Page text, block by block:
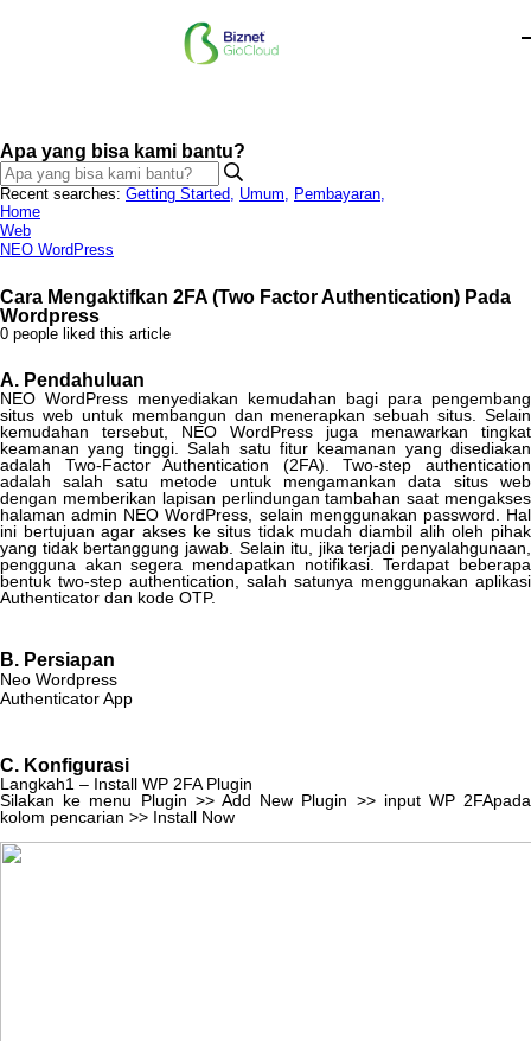
Apa yang bisa kami bantu?
Recent searches: Getting Started, Umum, Pembayaran,
Home
Web
NEO WordPress
Cara Mengaktifkan 2FA (Two Factor Authentication) Pada
Wordpress
0 people liked this article
A. Pendahuluan
NEO WordPress menyediakan kemudahan bagi para
pengembang
situs web untuk membangun dan menerapkan sebuah situs
Selain
kemudahan
tersebut NEO WordPress juga menawarkan
tingkat
keamanan yang tinggi. Salah satu fitur keamanan yang disediakan
adalah
Two-Factor Authentication (2FA) Two-step
authentication
adalah
salah satu metode untuk mengamankan data situs
web
dengan memberikan lapisan perlindungan tambahan saat mengakses
halaman admin NEO WordPress selain menggunakan password
Hal
ini bertujuan agar akses ke situs tidak mudah diambil alih oleh pihak
yang tidak bertanggung jawab. Selain itu jika terjadi penyalahgunaan
pengguna akan segera mendapatkan notifikasi. Terdapat beberapa
bentuk two-step authentication salah satunya menggunakan aplikasi
Authenticator dan kode OTP.
B. Persiapan
Neo Wordpress
AuthenticatorApp
C. Konfigurasi
Langkah1 – Install WP 2FA Plugin
Silakan ke menu Plugin >> Add New Plugin >> input WP 2FApada
kolom pencarian >> Install Now